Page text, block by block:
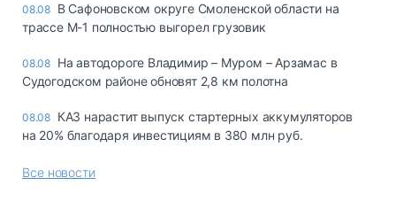
08.08 В Сафоновском округе Смоленской области на
трассе М-1 полностью выгорел грузовик
08.08 На автодороге Владимир – Муром – Арзамас в
Судогодском районе обновят 2,8 км полотна
08.08 КАЗ нарастит выпуск стартерных аккумуляторов
на 20% благодаря инвестициям в 380 млн руб.
Все новости